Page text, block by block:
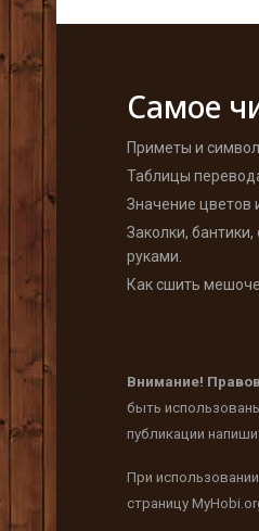
Самое
Приметы и
Таблицы
Значение цветов
Заколки,
руками.
Как сшить
Внимание!
быть
публикации
При
страницу